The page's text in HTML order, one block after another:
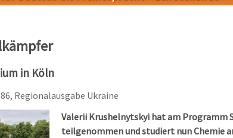
in Köln
Regionalausgabe Ukraine
Valerii Krushelnytskyi hat am Programm
teilgenommen und studiert nun Chemie